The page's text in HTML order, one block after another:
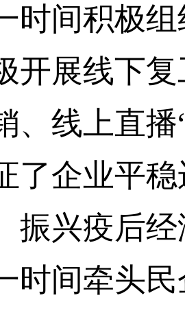
间积极组
开展线下
、线上直
了企业平
振兴疫后
间牵头民